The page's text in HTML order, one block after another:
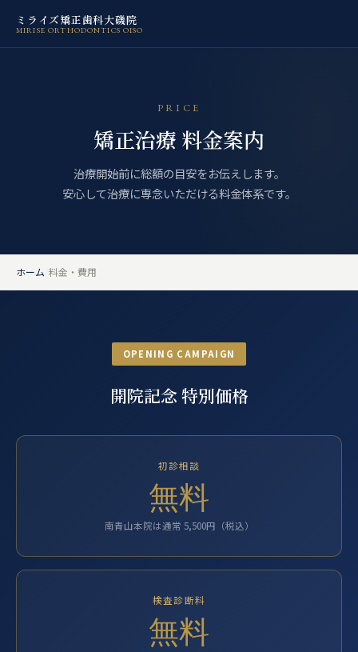
ミライズ矯正歯科大磯院
MIRISE ORTHODONTICS OISO
PRICE
矯正治療 料金案内
治療開始前に総額の目安をお伝えします。
安心して治療に専念いただける料金体系です。
ホーム 料金・費用
OPENING CAMPAIGN
開院記念 特別価格
初診相談
無料
南青山本院は通常 5,500円（税込）
検査診断料
無料